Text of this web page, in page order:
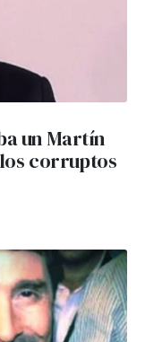
un Martín
corruptos